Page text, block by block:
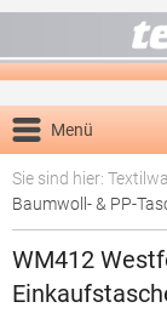
Menü
Sie sind hier:
Baumwoll- & PP-
WM412